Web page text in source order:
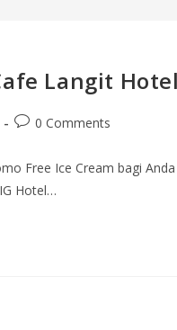
Langit
0 Comments
Free Ice Cream bagi
Hotel…